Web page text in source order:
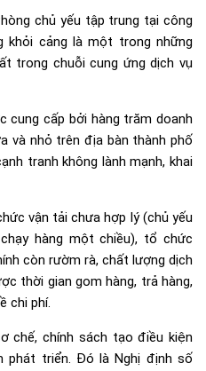
chủ yếu tập trung tại công
khỏi cảng là một trong những
trong chuỗi cung ứng dịch vụ
cung cấp bởi hàng trăm doanh
và nhỏ trên địa bàn thành phố
tranh không lành mạnh, khai
vận tải chưa hợp lý (chủ yếu
hàng một chiều), tổ chức
còn rườm rà, chất lượng dịch
thời gian gom hàng, trả hàng,
chi phí.
chế, chính sách tạo điều kiện
phát triển. Đó là Nghị định số